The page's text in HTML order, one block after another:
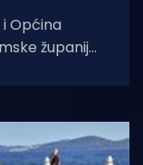
i Općina
županije